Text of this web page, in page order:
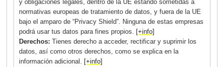
y obligaciones legales, dentro de la UE estando sometidas a
normativas europeas de tratamiento de datos, y fuera de la UE
bajo el amparo de “Privacy Shield”. Ninguna de estas empresas
podrá usar tus datos para fines propios. [+info]
Derechos:Tienes derecho a acceder, rectificar y suprimir los
datos, así como otros derechos, como se explica en la
información adicional. [+info]